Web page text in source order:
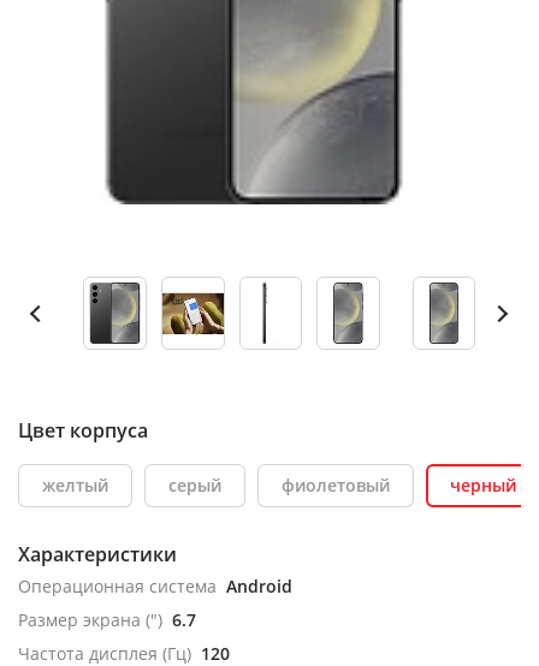
Цвет корпуса
желтый серый фиолетовый черный
Характеристики
Операционная система Android
Размер экрана (") 6.7
Частота дисплея (Гц) 120